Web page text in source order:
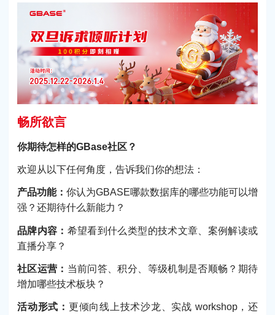
畅所欲言
你期待怎样的GBase社区？
欢迎从以下任何角度，告诉我们你的想法：
产品功能： 你认为GBASE哪款数据库的哪些功能可以增
强？还期待什么新能力？
品牌内容： 希望看到什么类型的技术文章、案例解读或
直播分享？
社区运营： 当前问答、积分、等级机制是否顺畅？期待
增加哪些技术板块？
活动形式： 更倾向线上技术沙龙、实战 workshop，还